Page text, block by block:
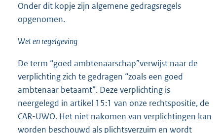
Onder dit kopje zijn algemene gedragsregels
opgenomen.
Wet en regelgeving
De term “goed ambtenaarschap”verwijst naar de
verplichting zich te gedragen “zoals een goed
ambtenaar betaamt”. Deze verplichting is
neergelegd in artikel 15:1 van onze rechtspositie, de
CAR-UWO. Het niet nakomen van verplichtingen kan
worden beschouwd als plichtsverzuim en wordt